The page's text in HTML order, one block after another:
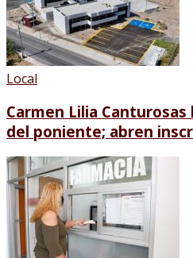
Local
Carmen Lilia
del poniente; abren